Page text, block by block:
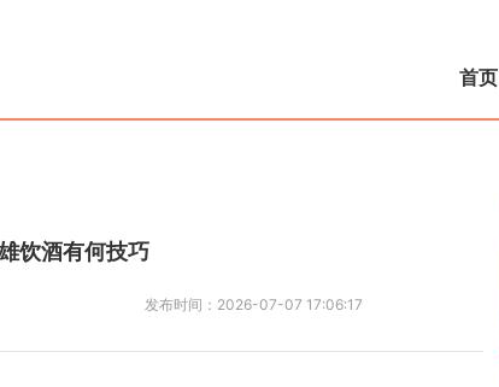
首页
饮酒有何技巧
发布时间： 2026-07-07 17:06:17